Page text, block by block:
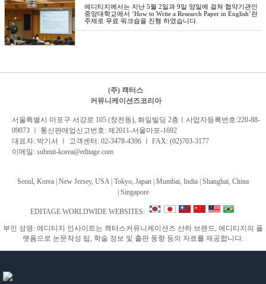
에디티지에서는 지난 5월 2일과 9일 양일에 걸쳐 협약기관인
중앙대학교에서 ‘How to Write a Research Paper in English’란
주제로 무료 워크숍을 진행 하였습니다.
(주) 캑터스
커뮤니케이션즈코리아
서 울특별시 마포구 서강로 105 (창전동), 화일빌딩 2층 ㅣ사업자등록번호:220-88-
09073 ㅣ 통신판매업신고번호: 제2011-서울마포-1692
대표자: 박기서 ㅣ 고객센터: 02-3478-4396 ㅣ FAX: (02)703-3177
이메일: submit-korea@editage.com
Seoul, Korea | New Jersey, USA | Tokyo, Japan | Mumbai, India | Shanghai, China
Singapore
EDITAGE WORLDWIDE WEBSITES:
부인 성명: 에디티지 인사이트는 캑터스커뮤니케이션즈 산하 브랜드, 에디티지의 플
랫폼으로 논문작성 팁, 학술 정보 및 출판 동향 등의 자료를 제공합니다.